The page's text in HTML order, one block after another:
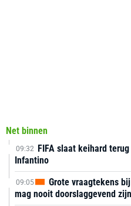
Net binnen
09:32 FIFA slaat keihard
Infantino
09:05
Grote vraagtekens
mag nooit doorslaggevend